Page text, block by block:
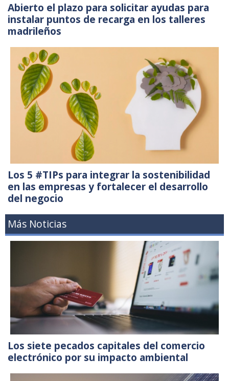
Abierto el plazo para solicitar ayudas para
instalar puntos de recarga en los talleres
madrileños
Los 5 #TIPs para integrar la sostenibilidad
en las empresas y fortalecer el desarrollo
del negocio
Más Noticias
Los siete pecados capitales del comercio
electrónico por su impacto ambiental